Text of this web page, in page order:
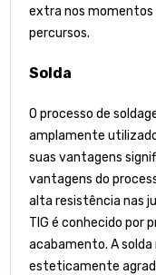
extra nos momentos
percursos.
Solda
O processo de
amplamente
suas vantagens
vantagens do
alta resistência nas
TIG é conhecido por
acabamento. A
esteticamente